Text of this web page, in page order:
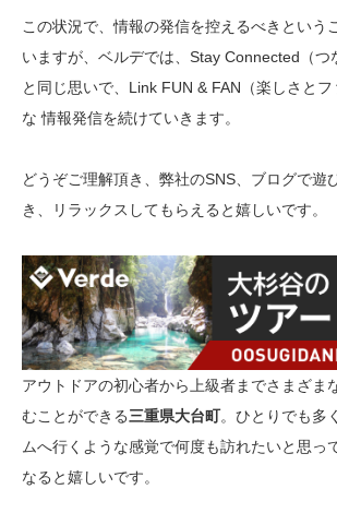
この状況で、情報の発信を控えるべきという
いますが、ベルデでは、Stay Connected（つ
と同じ思いで、Link FUN & FAN（楽しさとフ
な 情報発信を続けていきます。
どうぞご理解頂き、弊社のSNS、ブログで遊
き、リラックスしてもらえると嬉しいです。
アウトドアの初心者から上級者までさまざま
むことができる三重県大台町。ひとりでも多
ムへ行くような感覚で何度も訪れたいと思っ
なると嬉しいです。